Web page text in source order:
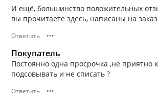
И ещё, большинство положительных
вы прочитаете здесь, написаны на заказ
Ответить •••
Покупатель
Постоянно одна просрочка ,не приятно
подсовывать и не списать ?
Ответить •••